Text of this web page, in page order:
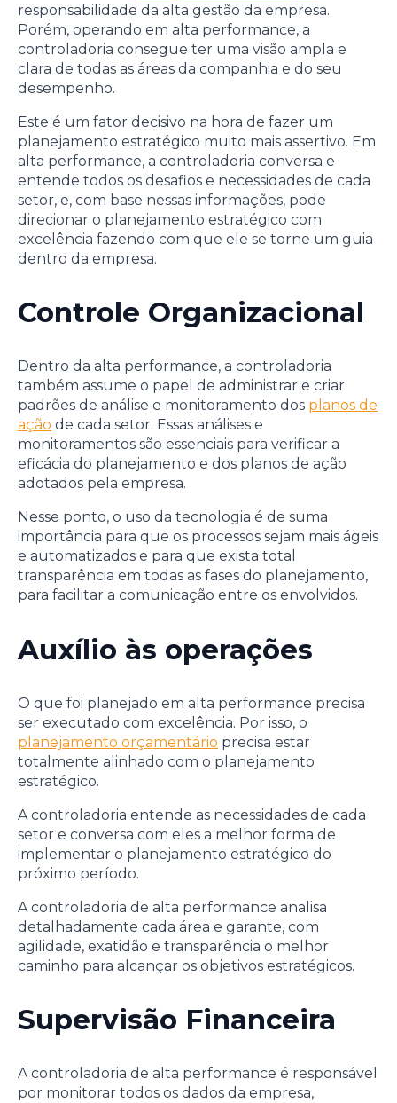
responsabilidade da alta gestão da empresa.
Porém, operando em alta performance, a
controladoria consegue ter uma visão ampla e
clara de todas as áreas da companhia e do seu
desempenho.
Este é um fator decisivo na hora de fazer um
planejamento estratégico muito mais assertivo. Em
alta performance, a controladoria conversa e
entende todos os desafios e necessidades de cada
setor, e, com base nessas informações, pode
direcionar o planejamento estratégico com
excelência fazendo com que ele se torne um guia
dentro da empresa.
Controle Organizacional
Dentro da alta performance, a controladoria
também assume o papel de administrar e criar
padrões de análise e monitoramento dos planos de
ação de cada setor. Essas análises e
monitoramentos são essenciais para verificar a
eficácia do planejamento e dos planos de ação
adotados pela empresa.
Nesse ponto, o uso da tecnologia é de suma
importância para que os processos sejam mais ágeis
e automatizados e para que exista total
transparência em todas as fases do planejamento,
para facilitar a comunicação entre os envolvidos.
Auxílio às operações
O que foi planejado em alta performance precisa
ser executado com excelência. Por isso, o
planejamento orçamentário precisa estar
totalmente alinhado com o planejamento
estratégico.
A controladoria entende as necessidades de cada
setor e conversa com eles a melhor forma de
implementar o planejamento estratégico do
próximo período.
A controladoria de alta performance analisa
detalhadamente cada área e garante, com
agilidade, exatidão e transparência o melhor
caminho para alcançar os objetivos estratégicos.
Supervisão Financeira
A controladoria de alta performance é responsável
por monitorar todos os dados da empresa,